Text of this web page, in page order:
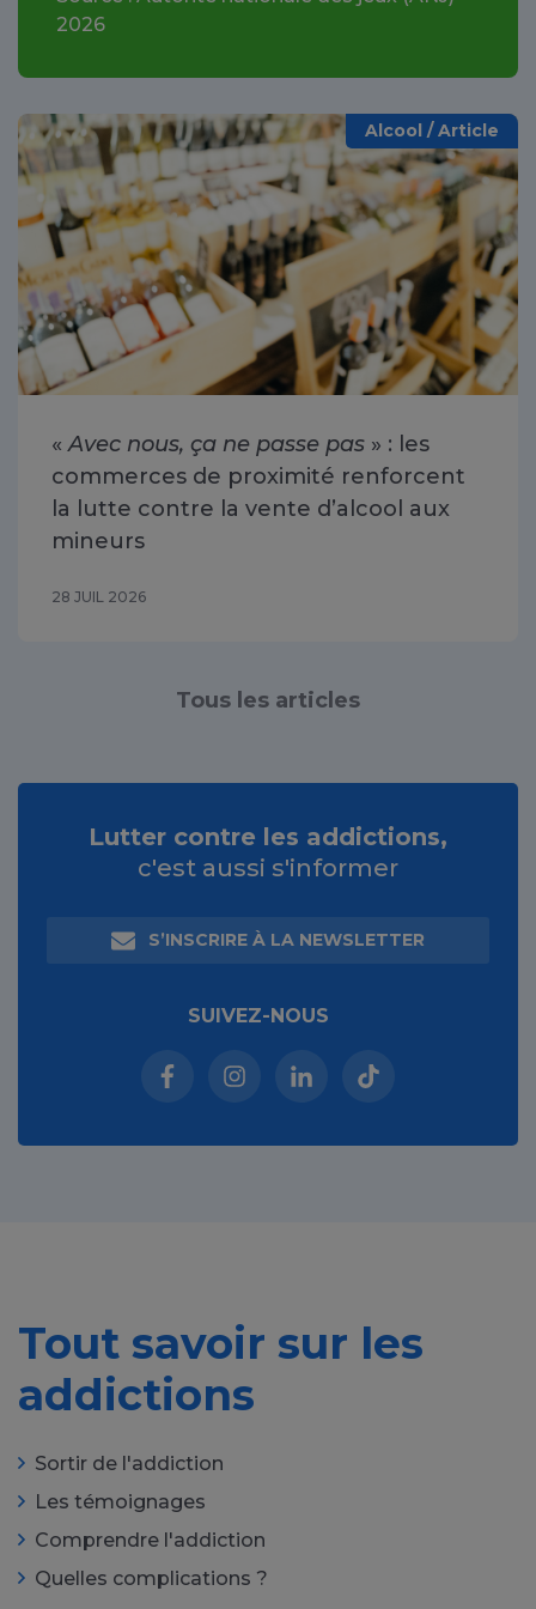
2026
Alcool / Article
«Avec nous, ça ne passe pas » : les
commerces de proximité renforcent
la lutte contre la vente d’alcool aux
mineurs
28 JUIL 2026
Tous les articles
Lutter contre les addictions,
c'est aussi s'informer
S’INSCRIRE À LA NEWSLETTER
SUIVEZ-NOUS
Facebook (nouvelle fenêtre)
Instagram (nouvelle fenêtre)
Linkedin (nouvelle
Tiktok (nouvelle
Tout savoir sur les
addictions
Sortir de l'addiction
Les témoignages
Comprendre l'addiction
Quelles complications ?